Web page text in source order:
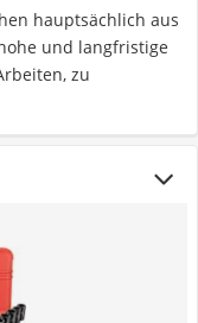
hauptsächlich aus
und langfristige
zu